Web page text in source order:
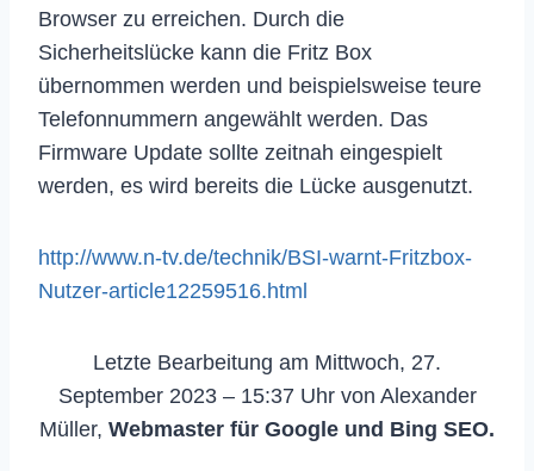
Browser zu erreichen. Durch die
Sicherheitslücke kann die Fritz Box
übernommen werden und beispielsweise teure
Telefonnummern angewählt werden. Das
Firmware Update sollte zeitnah eingespielt
werden, es wird bereits die Lücke ausgenutzt.
http://www.n-tv.de/technik/BSI-warnt-Fritzbox-
Nutzer-article12259516.html
Letzte Bearbeitung am Mittwoch, 27.
September 2023 – 15:37 Uhr von Alexander
Müller, Webmaster für Google und Bing SEO.